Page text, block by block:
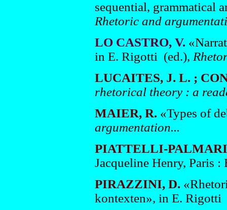
sequential, grammatical
Rhetoric and
LO CASTRO, V.
in E. Rigotti (ed.),
LUCAITES, J. L. ;
rhetorical theory : a
MAIER, R. «Types of
argumentation...
PIATTELLI-
Jacqueline Henry, Paris :
PIRAZZINI, D.
kontexten», in E.